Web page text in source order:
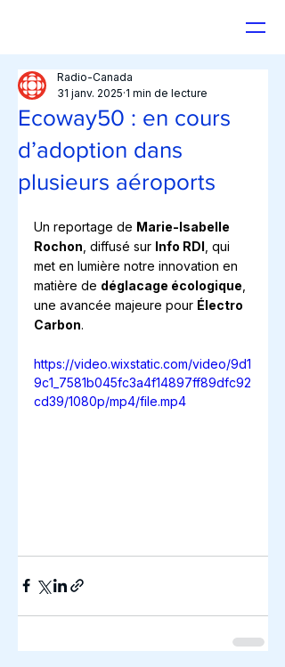
Ecoway50 : en cours
d’adoption dans
plusieurs aéroports
Radio-Canada
31 janv. 2025 1 min de lecture
Un reportage de Marie-Isabelle
Rochon , diffusé sur Info RDI , qui
met en lumière notre innovation en
matière de déglacage écologique
une avancée majeure pour Électro
Carbon.
https://video.wixstatic.com/video/9d1
9c1_7581b045fc3a4f14897ff89dfc92
cd39/1080p/mp4/file.mp4